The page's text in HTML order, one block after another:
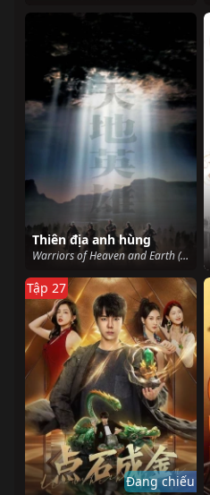
Thiên địa anh hùng
Warriors of Heaven and Earth (2003)
Tập 27
Đang chiếu